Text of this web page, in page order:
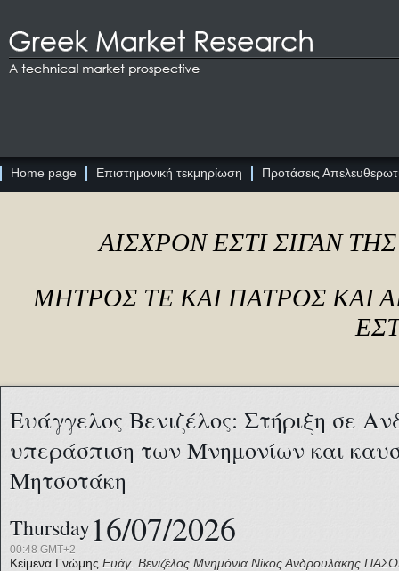
Home page Επιστημονική τεκμηρίωση Προτάσεις
ΑΙΣΧΡΟΝ ΕΣΤΙ ΣΙΓΑΝ
ΜΗΤΡΟΣ ΤΕ ΚΑΙ ΠΑΤΡΟΣ ΚΑΙ
Ευάγγελος Βενιζέλος: Στήριξη σε
υπεράσπιση των Μνημονίων και
Μητσοτάκη
Thursday16/07/2026
00:48 GMT+2
Κείμενα Γνώμης Ευάγ. Βενιζέλος Μνημόνια Νίκος Ανδρουλάκης